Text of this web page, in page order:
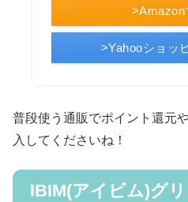
>Amazon
>Yahooショッ
普段使う通販でポイント還元
入してくださいね！
IBIM(アイビム)グ